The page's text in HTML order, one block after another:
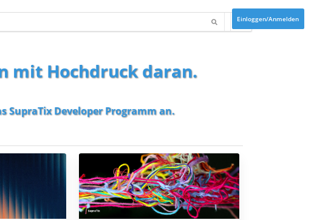
Einloggen/Anmelden
mit Hochdruck daran.
SupraTix Developer Programman.